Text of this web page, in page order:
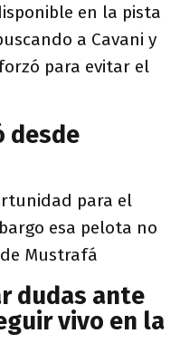
en la pista
a Cavani y
para evitar el
desde
para el
esa pelota no
Mustrafá
dudas ante
vivo en la